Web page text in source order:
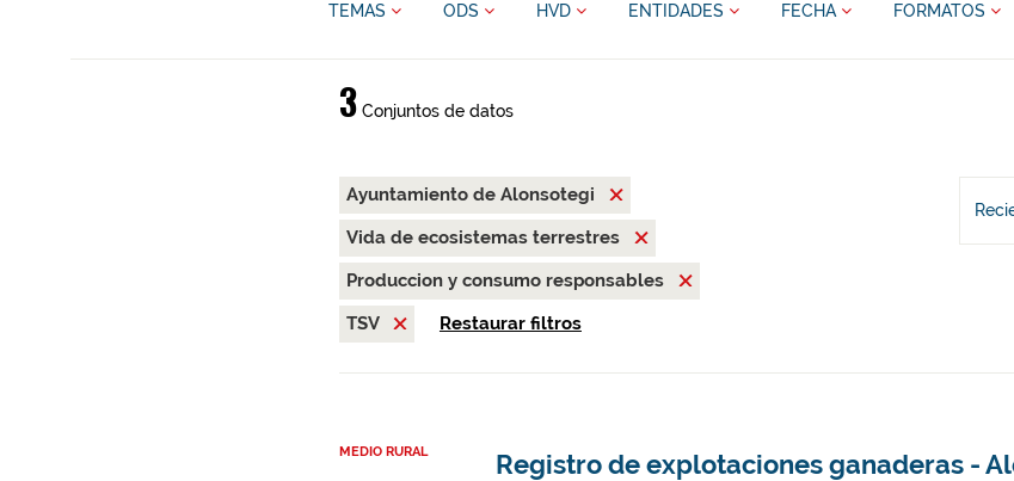
TEMAS ODS HVD ENTIDADES FECHA FORMATOS
3Conjuntos de datos
Ayuntamiento de Alonsotegi
Vida de ecosistemas terrestres
Produccion y consumo responsables
TSV
Restaurar filtros
MEDIO RURAL Registro de explotaciones ganaderas -